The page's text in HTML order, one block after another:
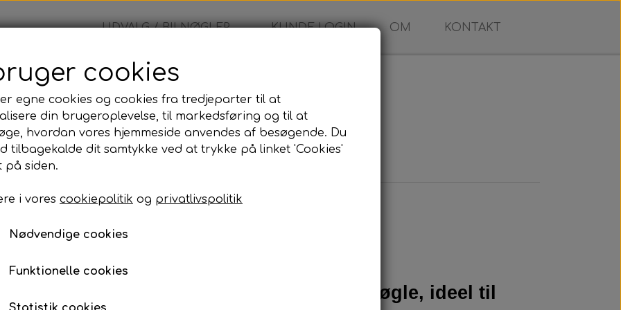
UDVALG / BILNØGLER KUNDE LOGIN OM KONTAKT
- Nøglehus
Citröen - Nøglehus
145,00 kr.
Robust og stilrent nøglehus med flip-nøgle, ideel til
cookies
egne cookies og cookies fra tredjeparter til at
din brugeroplevelse, til markedsføring og til at
hvordan vores hjemmeside anvendes af besøgende. Du
tilbagekalde dit samtykke ved at trykke på linket 'Cookies'
på siden.
i vores cookiepolitik og privatlivspolitik
Nødvendige cookies
Funktionelle cookies